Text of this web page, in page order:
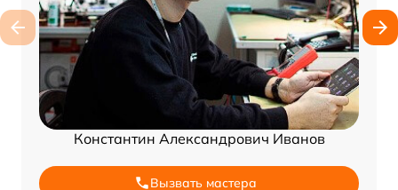
Константин Александрович Иванов
Вызвать мастера